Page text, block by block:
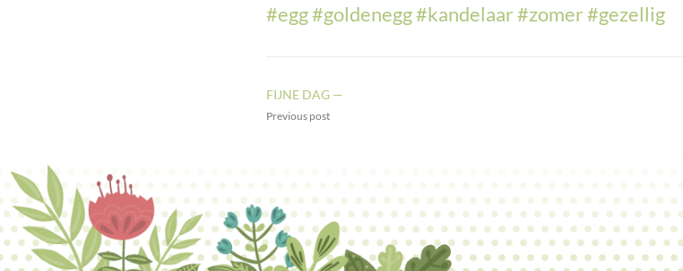
#egg#goldenegg#kandelaar#zomer#gezellig
FIJNE DAG —
Previous post